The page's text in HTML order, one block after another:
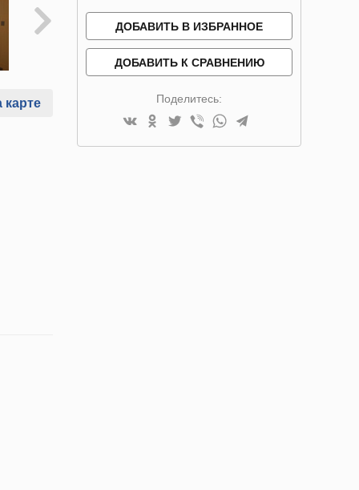
карте
ДОБАВИТЬ В ИЗБРАННОЕ
ДОБАВИТЬ К СРАВНЕНИЮ
Поделитесь: